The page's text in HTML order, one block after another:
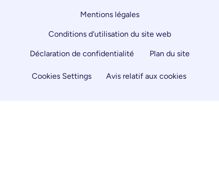
Mentions légales
Conditions d'utilisation du site web
Déclaration de confidentialité Plan du site
Cookies Settings Avis relatif aux cookies